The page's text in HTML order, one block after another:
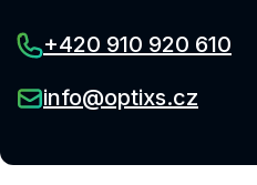
+420 910 920 610
info@optixs.cz